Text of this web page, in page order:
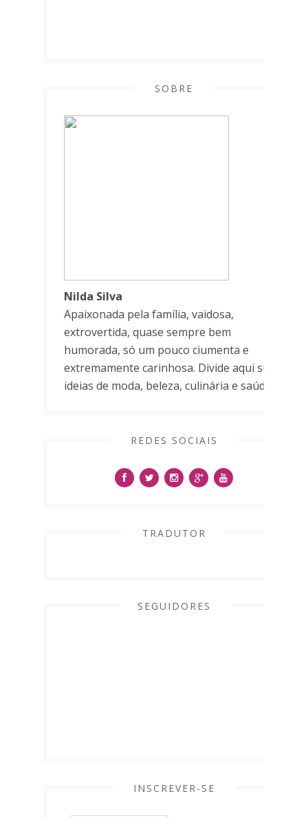
SOBRE
Nilda Silva
Apaixonada pela família, vaidosa,
extrovertida, quase sempre bem
humorada, só um pouco ciumenta e
extremamente carinhosa. Divide aqui suas
ideias de moda, beleza, culinária e saúde.
REDES SOCIAIS
TRADUTOR
SEGUIDORES
INSCREVER-SE